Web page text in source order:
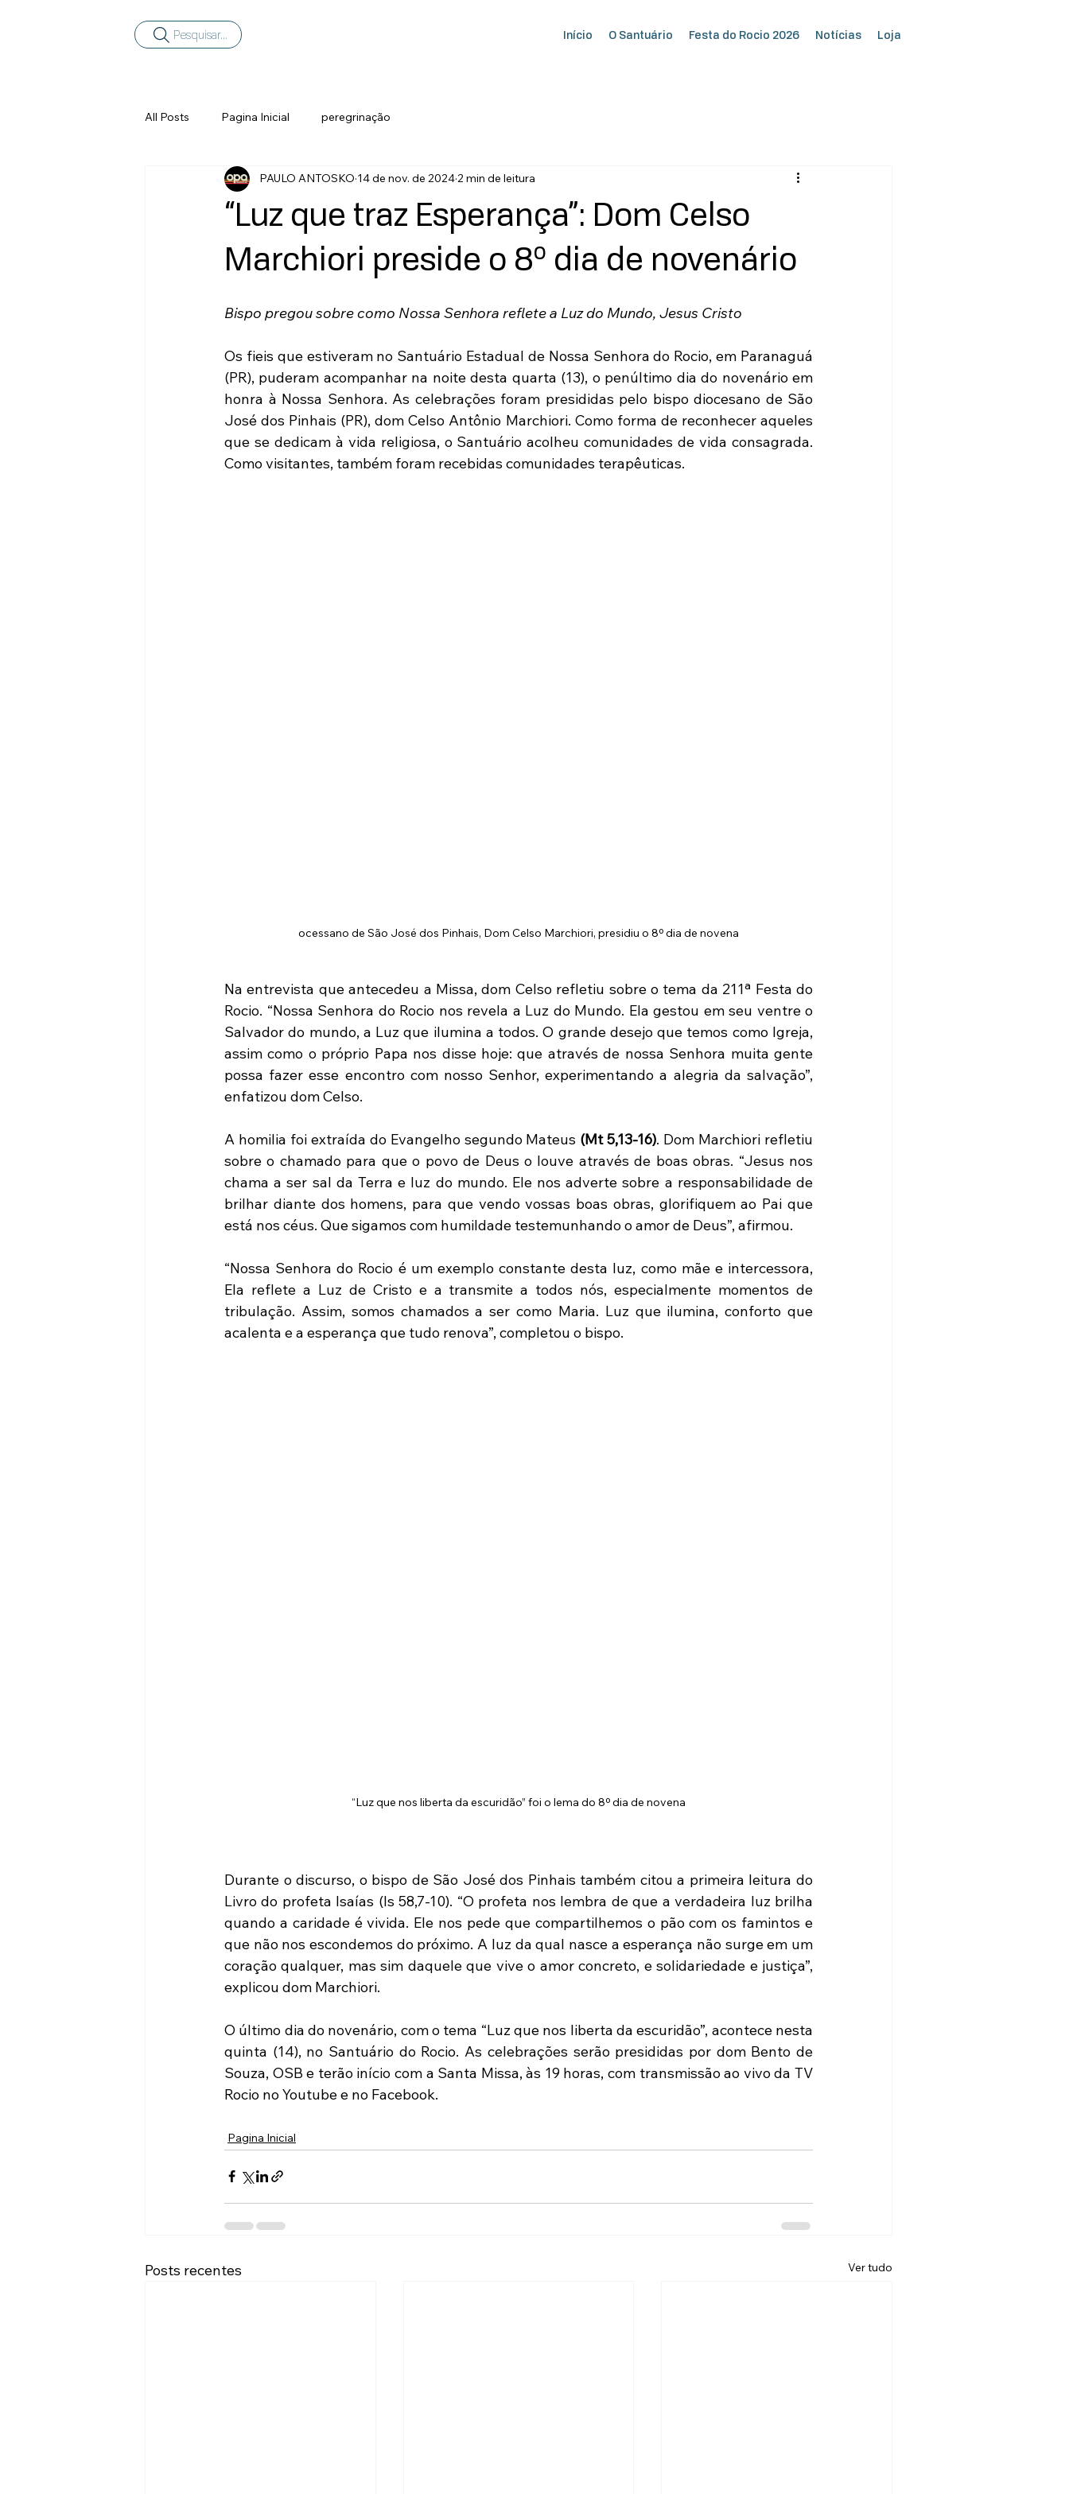
Pesquisar... Início O Santuário Festa do Rocio 2026 Notícias Loja
All Posts Pagina Inicial peregrinação
“Luz que traz Esperança”: Dom Celso
Marchiori preside o 8º dia de novenário
PAULO ANTOSKO 14 de nov. de 20242 min de leitura
Bispo pregou sobre como Nossa Senhora reflete a Luz do Mundo, Jesus Cristo
Os fieis que estiveram no Santuário Estadual de Nossa Senhora do Rocio, em Paranaguá
(PR), puderam acompanhar na noite desta quarta (13), o penúltimo dia do novenário em
honra à Nossa Senhora. As celebrações foram presididas pelo bispo diocesano de São
José dos Pinhais (PR), dom Celso Antônio Marchiori. Como forma de reconhecer aqueles
que se dedicam à vida religiosa, o Santuário acolheu comunidades de vida consagrada.
Como visitantes, também foram recebidas comunidades terapêuticas.
ocessano de São José dos Pinhais, Dom Celso Marchiori, presidiu o 8º dia de novena
Na entrevista que antecedeu a Missa, dom Celso refletiu sobre o tema da 211ª Festa do
Rocio. “Nossa Senhora do Rocio nos revela a Luz do Mundo. Ela gestou em seu ventre o
Salvador do mundo, a Luz que ilumina a todos. O grande desejo que temos como Igreja,
assim como o próprio Papa nos disse hoje: que através de nossa Senhora muita gente
possa fazer esse encontro com nosso Senhor, experimentando a alegria da salvação”,
enfatizou dom Celso.
A homilia foi extraída do Evangelho segundo Mateus (Mt 5,13-16). Dom Marchiori refletiu
sobre o chamado para que o povo de Deus o louve através de boas obras. “Jesus nos
chama a ser sal da Terra e luz do mundo. Ele nos adverte sobre a responsabilidade de
brilhar diante dos homens, para que vendo vossas boas obras, glorifiquem ao Pai que
está nos céus. Que sigamos com humildade testemunhando o amor de Deus”, afirmou.
“Nossa Senhora do Rocio é um exemplo constante desta luz, como mãe e intercessora,
Ela reflete a Luz de Cristo e a transmite a todos nós, especialmente momentos de
tribulação. Assim, somos chamados a ser como Maria. Luz que ilumina, conforto que
acalenta e a esperança que tudo renova”, completou o bispo.
“Luz que nos liberta da escuridão” foi o lema do 8º dia de novena
Durante o discurso, o bispo de São José dos Pinhais também citou a primeira leitura do
Livro do profeta Isaías (Is 58,7-10). “O profeta nos lembra de que a verdadeira luz brilha
quando a caridade é vivida. Ele nos pede que compartilhemos o pão com os famintos e
que não nos escondemos do próximo. A luz da qual nasce a esperança não surge em um
coração qualquer, mas sim daquele que vive o amor concreto, e solidariedade e justiça”,
explicou dom Marchiori.
O último dia do novenário, com o tema “Luz que nos liberta da escuridão”, acontece nesta
quinta (14), no Santuário do Rocio. As celebrações serão presididas por dom Bento de
Souza, OSB e terão início com a Santa Missa, às 19 horas, com transmissão ao vivo da TV
Rocio no Youtube e no Facebook.
Pagina Inicial
Posts recentes Ver tudo